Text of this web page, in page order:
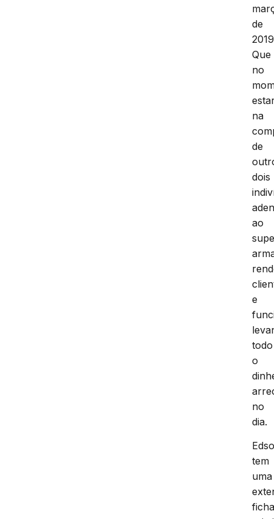
de
Que
no
na
de
dois
ao
e
todo
o
no
dia.
tem
uma